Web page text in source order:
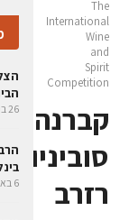
The
International
Wine
and
Spirit
Competition
קברנה
סוביניון
רזרב
26 במאי 2008
6 באוגוסט 2006